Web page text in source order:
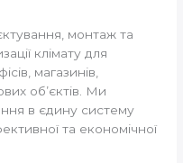
монтаж та
клімату для
магазинів,
об’єктів. Ми
в єдину систему
та економічної